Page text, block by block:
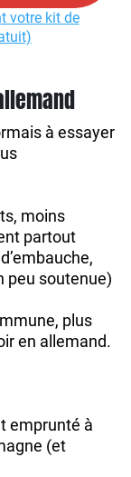
votre kit de
à essayer
moins
partout
peu soutenue)
plus
en allemand.
emprunté à
(et